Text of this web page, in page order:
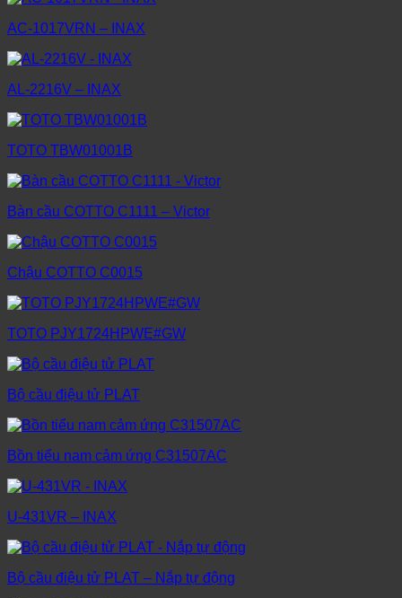
AC-1017VRN – INAX
AL-2216V – INAX
TOTO TBW01001B
Bàn cầu COTTO C1111 – Victor
Chậu COTTO C0015
TOTO PJY1724HPWE#GW
Bộ cầu điệu tử PLAT
Bồn tiểu nam cảm ứng C31507AC
U-431VR – INAX
Bộ cầu điệu tử PLAT – Nắp tự động